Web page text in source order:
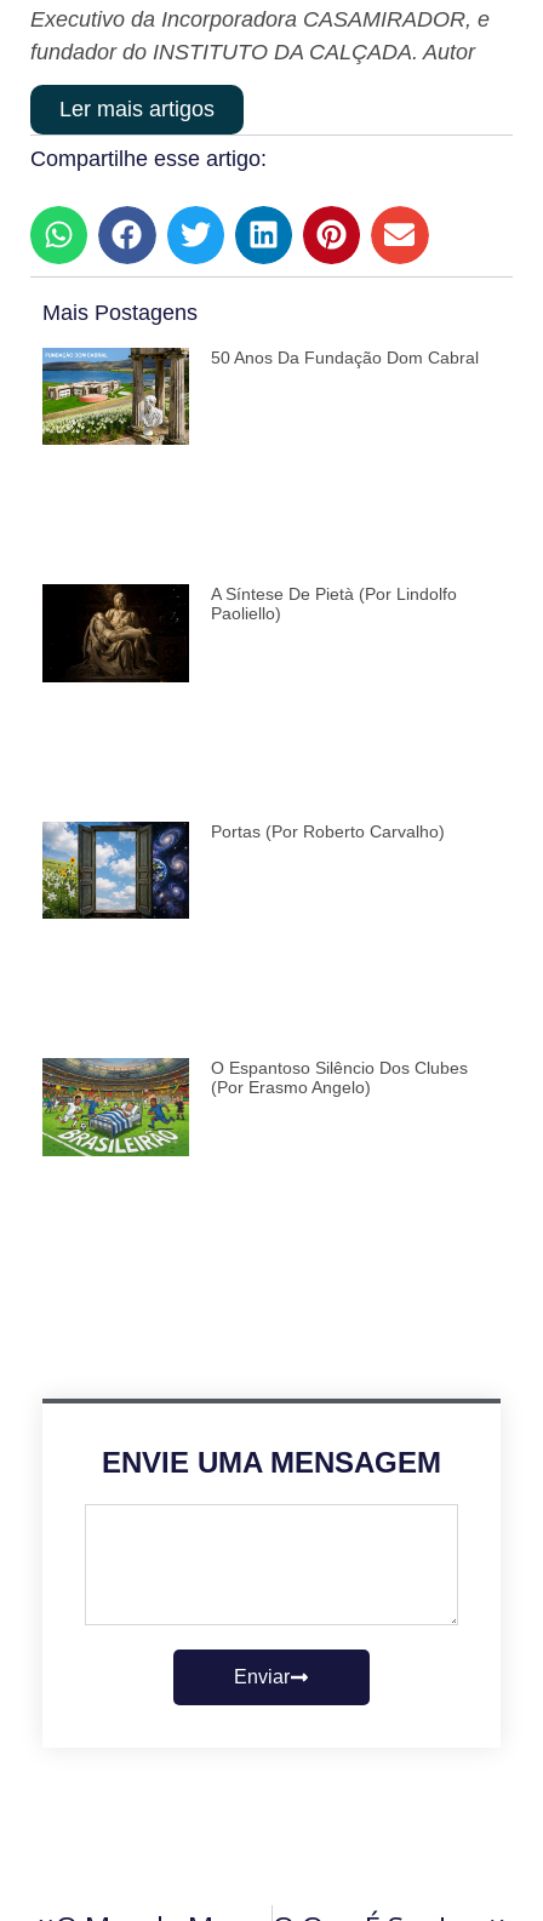
Executivo da Incorporadora CASAMIRADOR, e
fundador do INSTITUTO DA CALÇADA. Autor
Ler mais artigos
Compartilhe esse artigo:
Mais Postagens
50 Anos Da Fundação Dom Cabral
A Síntese De Pietà (por Lindolfo
Paoliello)
Portas (por Roberto Carvalho)
O Espantoso Silêncio Dos Clubes
(por Erasmo Angelo)
ENVIE UMA MENSAGEM
Enviar